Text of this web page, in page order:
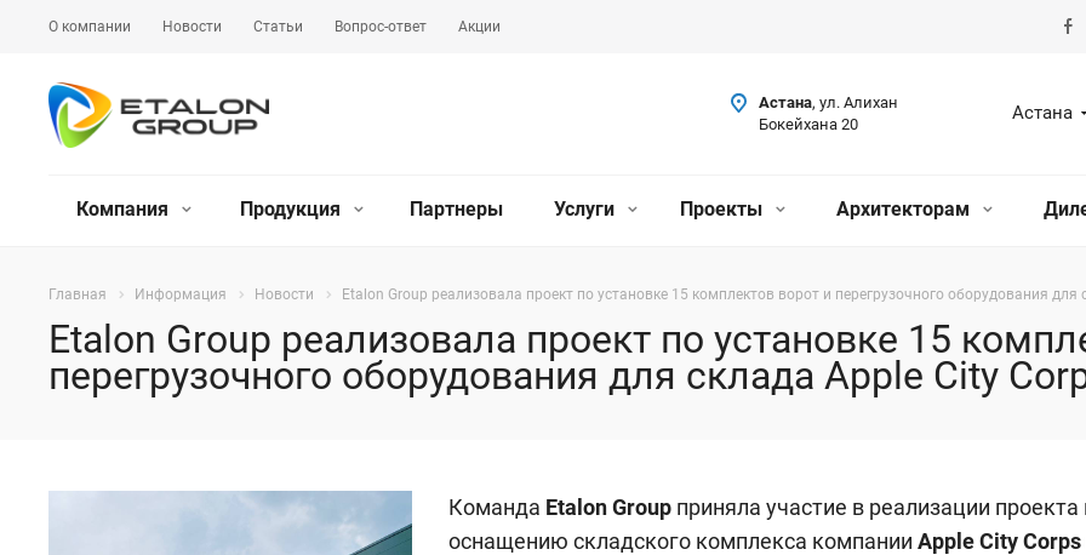
О компании Новости Статьи Вопрос-ответ Акции
Астана
Астана, ул. Алихан
Бокейхана 20
Компания Продукция Партнеры Услуги Проекты Архитекторам
Главная Информация Новости Etalon Group реализовала проект по установке 15 комплектов ворот и перегрузочного оборудования для
Etalon Group реализовала проект по установке 15
перегрузочного оборудования для склада Apple City
Команда Etalon Group приняла участие в реализации проекта
оснащению складского комплекса компании Apple City Corps